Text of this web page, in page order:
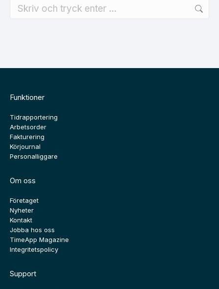
Funktioner
Tidrapportering
Arbetsorder
Fakturering
Körjournal
Personalliggare
Om oss
Företaget
Nyheter
Kontakt
Jobba hos oss
TimeApp Magazine
Integritetspolicy
Support